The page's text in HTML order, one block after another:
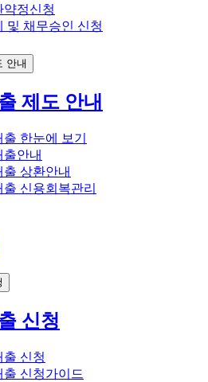
약정신청
및 채무승인 신청
안내
제도 안내
한눈에 보기
출안내
출 상환안내
신용회복관리
신청
출 신청
출 신청가이드